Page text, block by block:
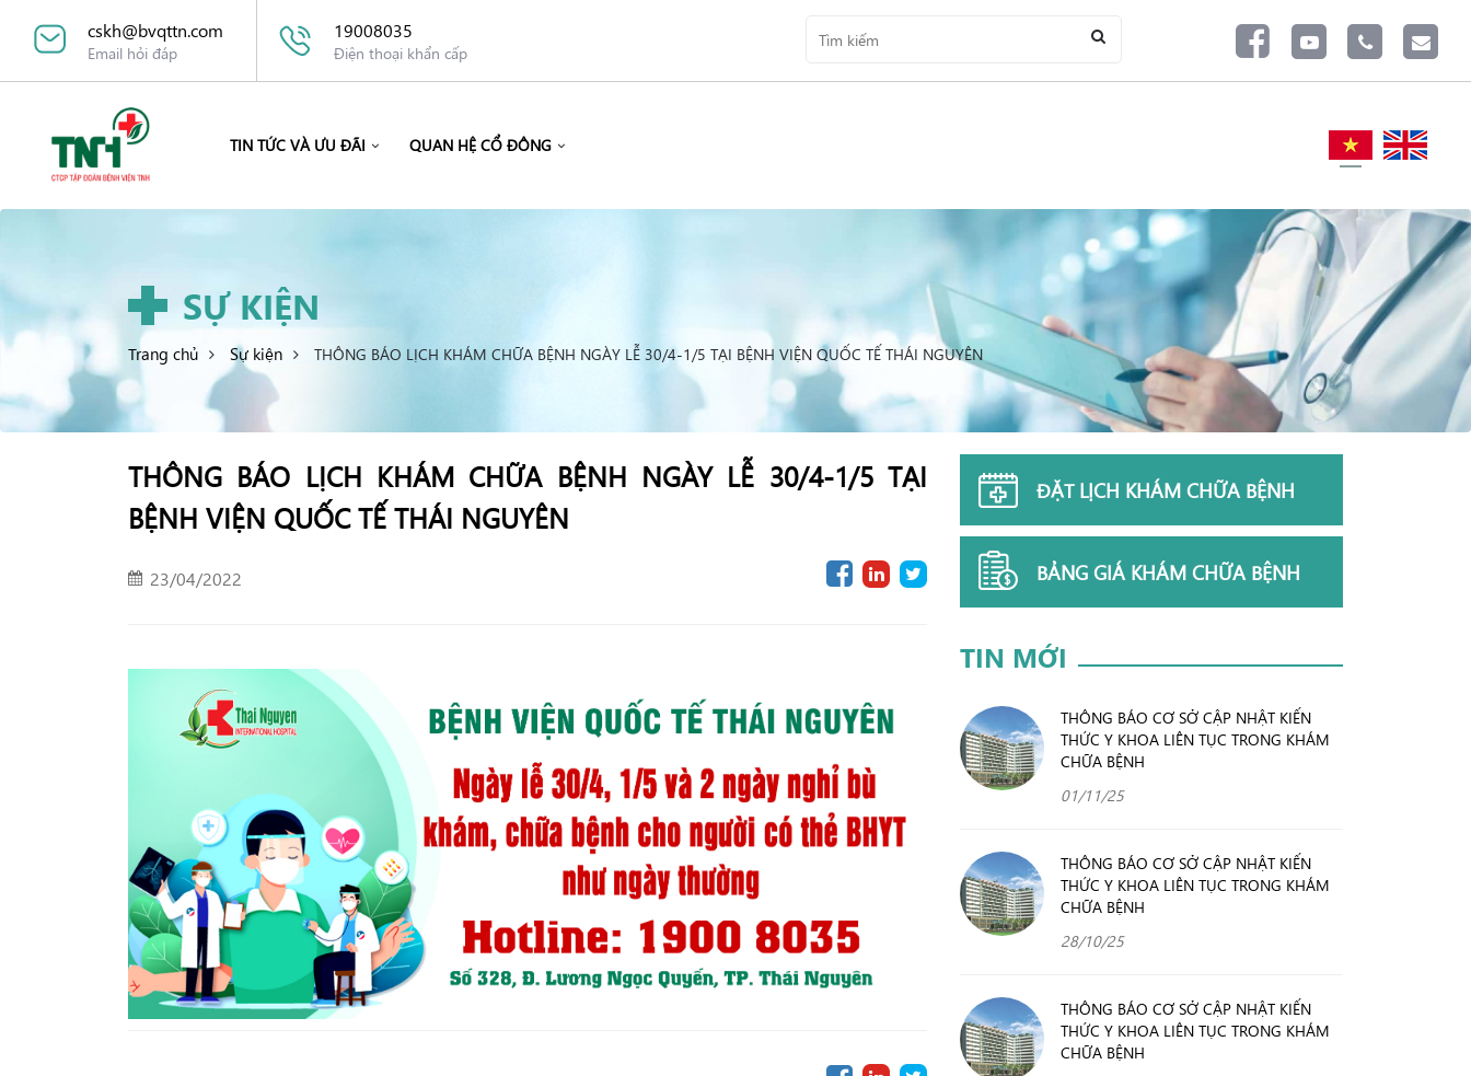
cskh@bvqttn.com
Email hỏi đáp
19008035
Điện thoại khẩn cấp
TIN TỨC VÀ ƯU ĐÃI QUAN HỆ CỔ ĐÔNG
SỰ KIỆN
Trang chủ Sự kiện THÔNG BÁO LỊCH KHÁM CHỮA BỆNH NGÀY LỄ 30/4-1/5 TẠI BỆNH VIỆN QUỐC TẾ THÁI NGUYÊN
THÔNG BÁO LỊCH KHÁM CHỮA BỆNH NGÀY LỄ 30/4-1/5 TẠI
BỆNH VIỆN QUỐC TẾ THÁI NGUYÊN
23/04/2022
ĐẶT LỊCH KHÁM CHỮA BỆNH
BẢNG GIÁ KHÁM CHỮA BỆNH
TIN MỚI
THÔNG BÁO CƠ SỞ CẬP NHẬT KIẾN
THỨC Y KHOA LIÊN TỤC TRONG KHÁM
CHỮA BỆNH
01/11/25
THÔNG BÁO CƠ SỞ CẬP NHẬT KIẾN
THỨC Y KHOA LIÊN TỤC TRONG KHÁM
CHỮA BỆNH
28/10/25
THÔNG BÁO CƠ SỞ CẬP NHẬT KIẾN
THỨC Y KHOA LIÊN TỤC TRONG KHÁM
CHỮA BỆNH